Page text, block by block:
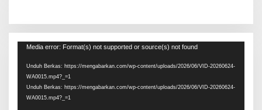
Pemutar
Media error: Format(s) not supported or source(s) not found
Unduh Berkas: https://mengabarkan.com/wp-content/uploads/2026/06/VID-20260624-
WA0015.mp4?_=1
Unduh Berkas: https://mengabarkan.com/wp-content/uploads/2026/06/VID-20260624-
WA0015.mp4?_=1